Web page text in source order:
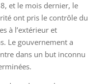
et le mois dernier, le
ont pris le contrôle du
à l’extérieur et
Le gouvernement a
dans un but inconnu